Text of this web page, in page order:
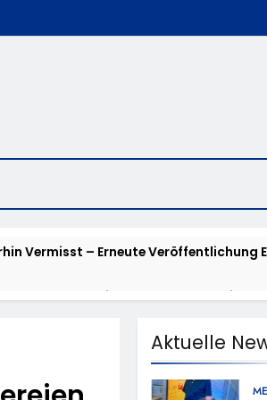
Vermisst – Erneute Veröffentlichung
Unterstützt Bei Waldbrand Im
Verkehr Gezogen – TRuP-Spezialisten
Aktuelle